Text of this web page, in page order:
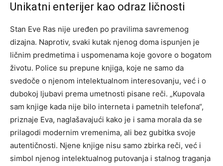
Unikatni enterijer kao odraz ličnosti
Stan Eve Ras nije uređen po pravilima savremenog
dizajna. Naprotiv, svaki kutak njenog doma ispunjen je
ličnim predmetima i uspomenama koje govore o bogatom
životu. Police su prepune knjiga, koje ne samo da
svedoče o njenom intelektualnom interesovanju, već i o
dubokoj ljubavi prema umetnosti pisane reči. „Kupovala
sam knjige kada nije bilo interneta i pametnih telefona“,
priznaje Eva, naglašavajući kako je i sama morala da se
prilagodi modernim vremenima, ali bez gubitka svoje
autentičnosti. Njene knjige nisu samo zbirka reči, već i
simbol njenog intelektualnog putovanja i stalnog traganja